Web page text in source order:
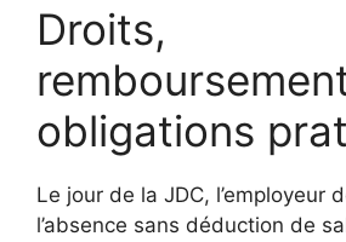
Droits,
obligations
Le jour de la JDC, l’employeur
l’absence sans déduction de